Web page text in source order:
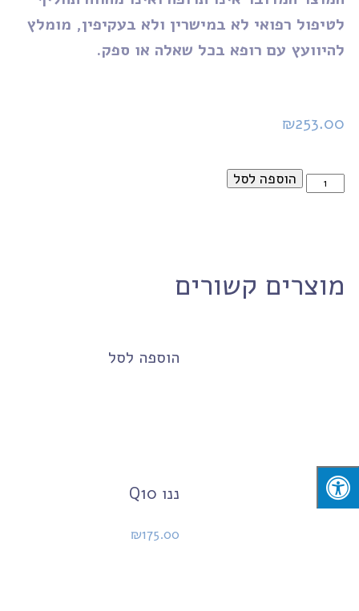
לטיפול רפואי לא במישרין ולא בעקיפין, מומלץ
להיוועץ עם רופא בכל שאלה או ספק.
₪253.00
הוספה לסל
מוצרים קשורים
הוספה לסל
ננו Q10
₪175.00